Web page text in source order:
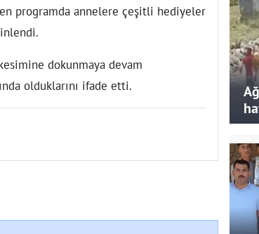
programda annelere çeşitli hediyeler
dokunmaya devam
olduklarını ifade etti.